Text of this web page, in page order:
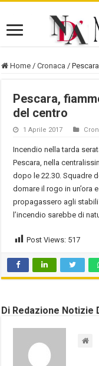
Home / Cronaca /
Pescara,
del centro
1 Aprile 2017
Incendio nella tarda
Pescara, nella
dopo le 22.30. Squadre
domare il rogo in un’ora
propagassero agli
l’incendio sarebbe di
Post Views: 517
Di Redazione Notizie